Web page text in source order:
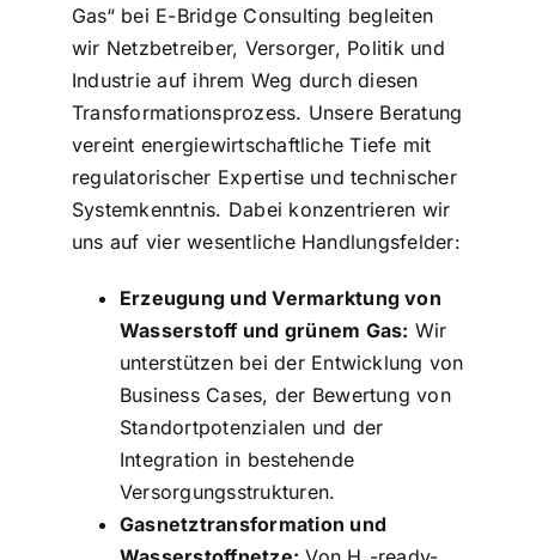
Gas“ bei E-Bridge Consulting begleiten
wir Netzbetreiber, Versorger, Politik und
Industrie auf ihrem Weg durch diesen
Transformationsprozess. Unsere Beratung
vereint energiewirtschaftliche Tiefe mit
regulatorischer Expertise und technischer
Systemkenntnis. Dabei konzentrieren wir
uns auf vier wesentliche Handlungsfelder:
Erzeugung und Vermarktung von
Wasserstoff und grünem Gas: Wir
unterstützen bei der Entwicklung von
Business Cases, der Bewertung von
Standortpotenzialen und der
Integration in bestehende
Versorgungsstrukturen.
Gasnetztransformation und